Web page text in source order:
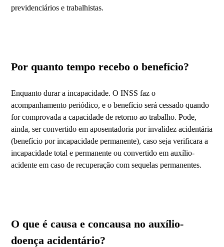
previdenciários e trabalhistas.
Por quanto tempo recebo o benefício?
Enquanto durar a incapacidade. O INSS faz o
acompanhamento periódico, e o benefício será cessado quando
for comprovada a capacidade de retorno ao trabalho. Pode,
ainda, ser convertido em aposentadoria por invalidez acidentária
(benefício por incapacidade permanente), caso seja verificara a
incapacidade total e permanente ou convertido em auxílio-
acidente em caso de recuperação com sequelas permanentes.
O que é causa e concausa no auxílio-
doença acidentário?